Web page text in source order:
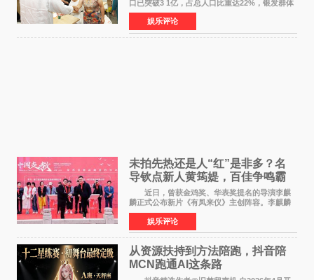
口已突破3 1亿，占总人口比重达22%，银发群体
的精神文化需求日益凸显。2024年1月，国务院办
公厅印发《关于发展银发经济增进老年人福祉的
意见》——这是
娱乐评论
未拍先热还是人“红”是非多？名
导钦点新人黄筠媞，百佳争鸣霸
气回应
近日，曾获金鸡奖、华表奖提名的导演李麒
麟正式公布新片《有凤来仪》主创阵容。李麒麟
早年凭电影《华容道》获得金鸡奖、华表奖提
名，此后长期参与国内外电影制作，其担任制片
人参与的作品亦曾
娱乐评论
从资源扶持到方法陪跑，抖音陪
MCN跑通AI这条路